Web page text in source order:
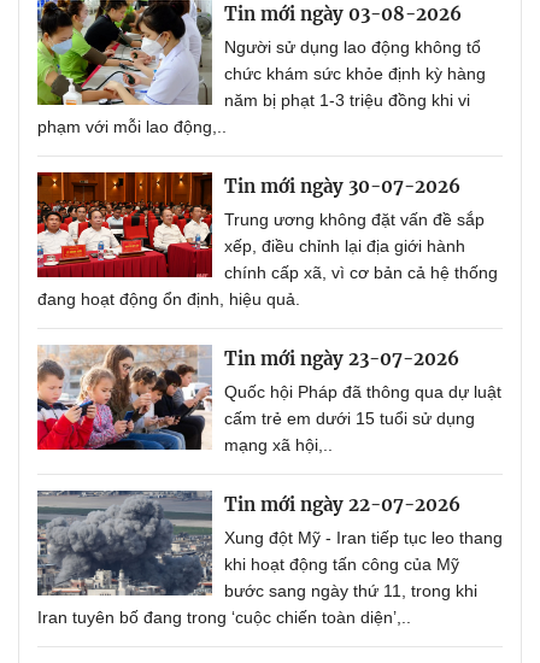
Tin mới ngày 03-08-2026
Người sử dụng lao động không tổ
chức khám sức khỏe định kỳ hàng
năm bị phạt 1-3 triệu đồng khi vi
phạm với mỗi lao động,..
Tin mới ngày 30-07-2026
Trung ương không đặt vấn đề sắp
xếp, điều chỉnh lại địa giới hành
chính cấp xã, vì cơ bản cả hệ thống
đang hoạt động ổn định, hiệu quả.
Tin mới ngày 23-07-2026
Quốc hội Pháp đã thông qua dự luật
cấm trẻ em dưới 15 tuổi sử dụng
mạng xã hội,..
Tin mới ngày 22-07-2026
Xung đột Mỹ - Iran tiếp tục leo thang
khi hoạt động tấn công của Mỹ
bước sang ngày thứ 11, trong khi
Iran tuyên bố đang trong ‘cuộc chiến toàn diện’,..